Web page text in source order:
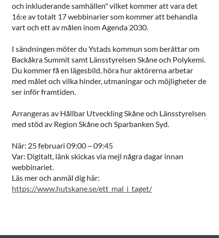
och inkluderande samhällen" vilket kommer att vara det
16:e av totalt 17 webbinarier som kommer att behandla
vart och ett av målen inom Agenda 2030.
I sändningen möter du Ystads kommun som berättar om
Backåkra Summit samt Länsstyrelsen Skåne och Polykemi.
Du kommer få en lägesbild, höra hur aktörerna arbetar
med målet och vilka hinder, utmaningar och möjligheter de
ser inför framtiden.
Arrangeras av Hållbar Utveckling Skåne och Länsstyrelsen
med stöd av Region Skåne och Sparbanken Syd.
När: 25 februari 09:00 – 09:45
Var: Digitalt, länk skickas via mejl några dagar innan
webbinariet.
Läs mer och anmäl dig här:
https://www.hutskane.se/ett_mal_i_taget/